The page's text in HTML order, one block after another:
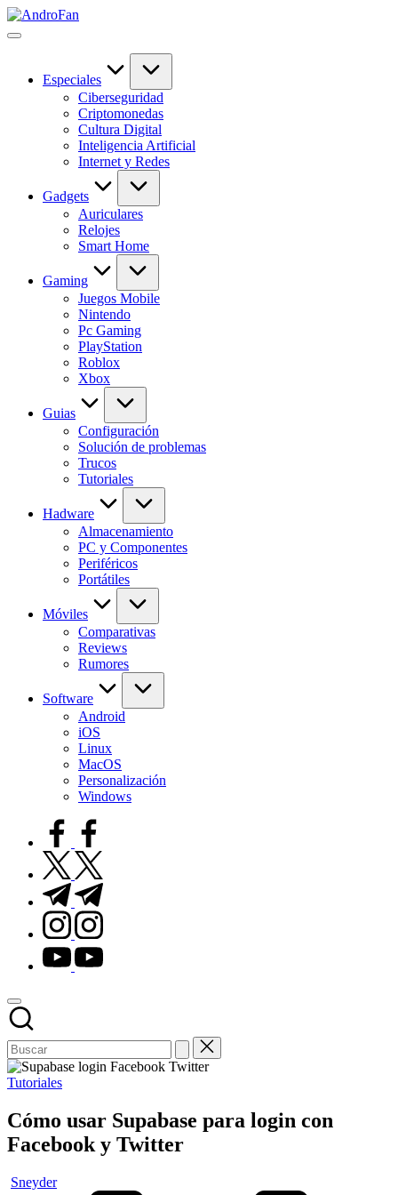
Saltar
al
Descubre
complicaciones
AndroFan:
gadgets
novedades
digital.
Especiales
Ciberseguridad
Criptomonedas
Cultura Digital
Inteligencia Artificial
Internet y Redes
Gadgets
Auriculares
Relojes
Smart Home
Gaming
Juegos Mobile
Nintendo
Pc Gaming
PlayStation
Roblox
Xbox
Guias
Configuración
Solución de problemas
Trucos
Tutoriales
Hadware
Almacenamiento
PC y Componentes
Periféricos
Portátiles
Móviles
Comparativas
Reviews
Rumores
Software
Android
iOS
Linux
MacOS
Personalización
Windows
facebook.com
twitter.com
t.me
instagram.com
youtube.com
Publicado
Tutoriales
Cómo usar Supabase para login con
Facebook y Twitter
Publicado
Sneyder